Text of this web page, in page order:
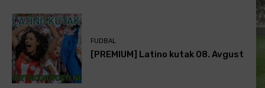
FUDBAL
[PREMIUM] Latino kutak 08. Avgust